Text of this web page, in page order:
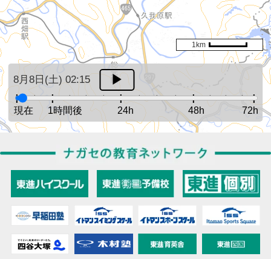
8月8日(土) 02:15
現在 1時間後 24h 48h 72h
1km